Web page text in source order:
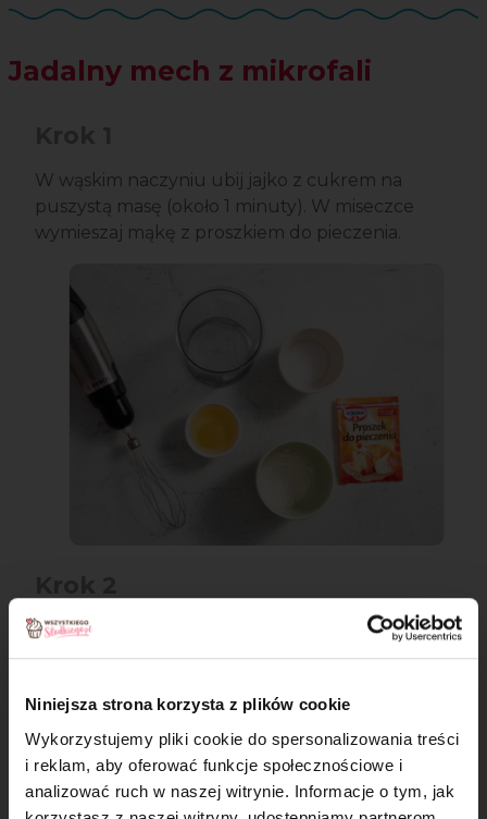
Niniejsza strona korzysta z plików cookie
Wykorzystujemy pliki cookie do spersonalizowania treści
i reklam, aby oferować funkcje społecznościowe i
analizować ruch w naszej witrynie. Informacje o tym, jak
Jadalny mech z mikrofali
W wąskim naczyniu ubij jajko z cukrem na
puszystą masę (około 1 minuty). W miseczce
wymieszaj mąkę z proszkiem do pieczenia.
Do ubitego jajka dodaj zielony barwnik
w wybranym odcieniu (1-2 krople, w zależności od
wymieszaj.